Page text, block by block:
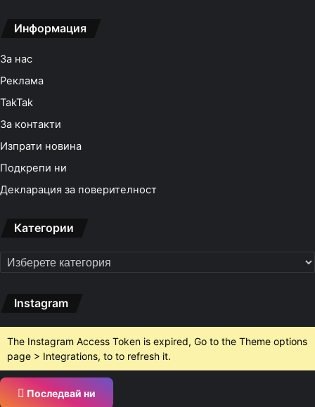
Информация
За нас
Реклама
TakTak
За контакти
Изпрати новина
Подкрепи ни
Декларация за поверителност
Категории
Категории
Instagram
The Instagram Access Token is expired, Go to the Theme options
page > Integrations, to to refresh it.
Последвай ни